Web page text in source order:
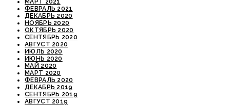
МАРТ 2021
ФЕВРАЛЬ 2021
ДЕКАБРЬ 2020
НОЯБРЬ 2020
ОКТЯБРЬ 2020
СЕНТЯБРЬ 2020
АВГУСТ 2020
ИЮЛЬ 2020
ИЮНЬ 2020
МАЙ 2020
МАРТ 2020
ФЕВРАЛЬ 2020
ДЕКАБРЬ 2019
СЕНТЯБРЬ 2019
АВГУСТ 2019